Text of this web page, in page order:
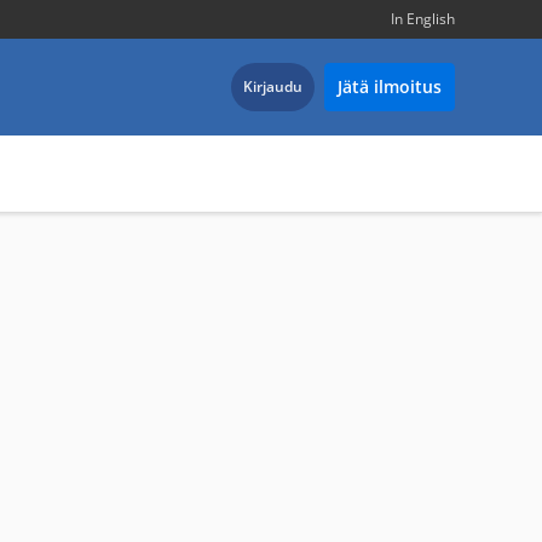
In English
Kirjaudu Jätä ilmoitus